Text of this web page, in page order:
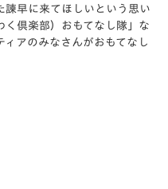
諫早に来てほしいという思い
く倶楽部）おもてなし隊」な
アのみなさんがおもてなし